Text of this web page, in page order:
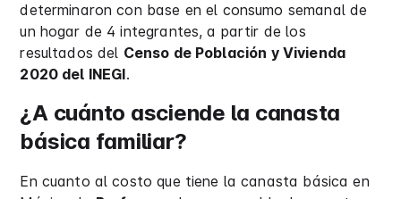
determinaron con base en el consumo semanal de
un hogar de 4 integrantes, a partir de los
resultados del Censo de Población y Vivienda
2020 del INEGI.
¿A cuánto asciende la canasta
básica familiar?
En cuanto al costo que tiene la canasta básica en